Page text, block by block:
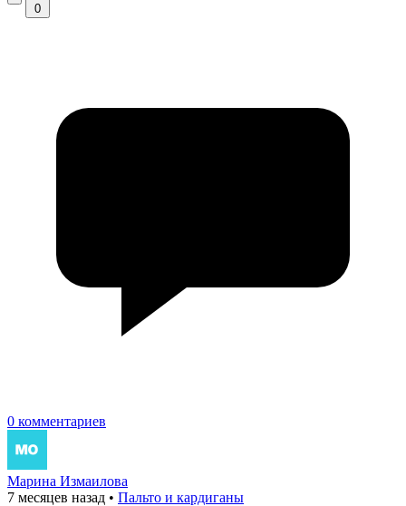
0
0 комментариев
Марина Измаилова
7 месяцев назад • Пальто и кардиганы